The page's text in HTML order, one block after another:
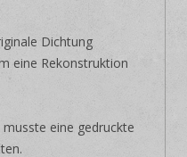
Dichtung
eine Rekonstruktion
eine gedruckte